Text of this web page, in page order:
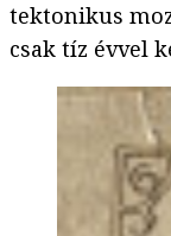
tektonikus
csak tíz évvel